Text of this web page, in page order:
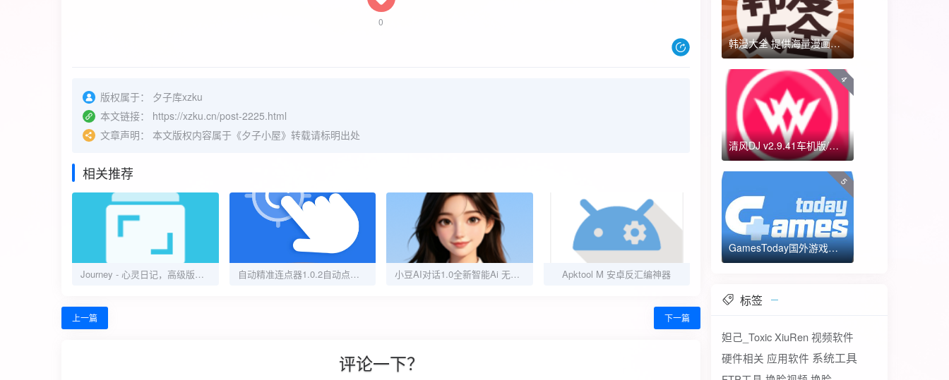
0
版权属于：
夕子库xzku
本文链接：
https://xzku.cn/post-2225.html
文章声明：
本文版权内容属于《夕子小屋》转载请标明出处
相关推荐
Journey - 心灵日记，高级版已解锁 自动精准连点器1.0.2自动点击辅助神器解放双手 小豆AI对话1.0全新智能Ai 无限写文 Ai生成 Apktool M 安卓反汇编神器
上一篇 下一篇
评论一下？
韩漫大全 提供海量漫画资源
4
清风DJ v2.9.41车机版/手机版-全方位DJ舞曲
5
GamesToday国外游戏下载器 不需要T子
标签
妲己_ToxicXiuRen 视频软件
硬件相关 应用软件 系统工具